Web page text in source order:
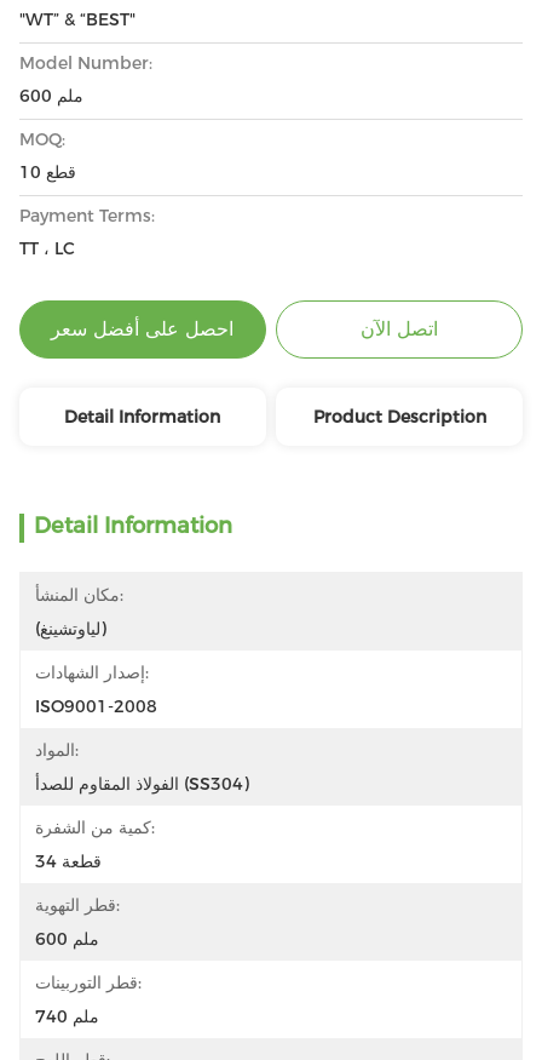
"WT” & “BEST"
Model Number:
600 ملم
MOQ:
10 قطع
Payment Terms:
TT ، LC
احصل على أفضل سعر اتصل الآن
Detail Information Product Description
Detail Information
مكان المنشأ:
(لياوتشينغ)
إصدار الشهادات:
ISO9001-2008
المواد:
الفولاذ المقاوم للصدأ (SS304)
كمية من الشفرة:
34 قطعة
قطر التهوية:
600 ملم
قطر التوربينات:
740 ملم